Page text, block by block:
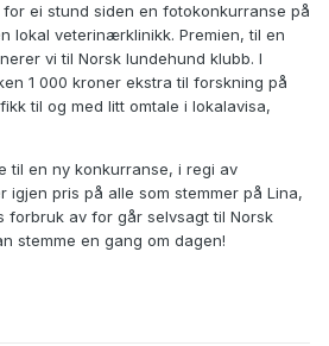
ei stund siden en fotokonkurranse på
lokal veterinærklinikk. Premien, til en
vi til Norsk lundehund klubb. I
1 000 kroner ekstra til forskning på
til og med litt omtale i lokalavisa,
til en ny konkurranse, i regi av
igjen pris på alle som stemmer på Lina,
forbruk av for går selvsagt til Norsk
stemme en gang om dagen!